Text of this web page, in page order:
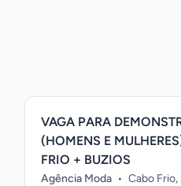
VAGA PARA
(HOMENS E
FRIO + BUZIOS
Agência Moda • Cabo Frio,